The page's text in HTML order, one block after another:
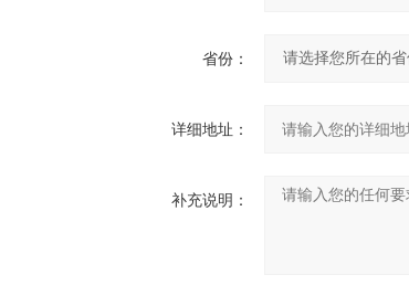
省份：
详细地址：
补充说明：